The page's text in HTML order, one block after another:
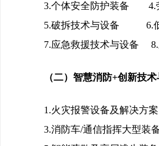
3.个体安全防护装备 4.
5.破拆技术与设备 6.
7.应急救援技术与设备 8.
（二）智慧消防+创新技术
1.火灾报警设备及解决方案
3.消防车/通信指挥大型装